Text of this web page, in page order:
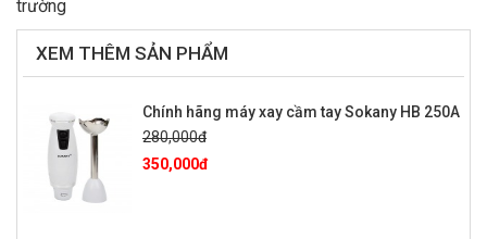
trường
XEM THÊM SẢN PHẨM
Chính hãng máy xay cầm tay Sokany HB 250A
280,000đ
350,000đ